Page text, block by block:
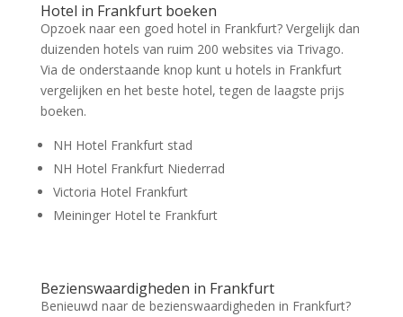
Hotel in Frankfurt boeken
Opzoek naar een goed hotel in Frankfurt? Vergelijk dan
duizenden hotels van ruim 200 websites via Trivago.
Via de onderstaande knop kunt u hotels in Frankfurt
vergelijken en het beste hotel, tegen de laagste prijs
boeken.
NH Hotel Frankfurt stad
NH Hotel Frankfurt Niederrad
Victoria Hotel Frankfurt
Meininger Hotel te Frankfurt
Bezienswaardigheden in Frankfurt
Benieuwd naar de bezienswaardigheden in Frankfurt?